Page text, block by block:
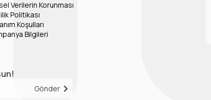
Verilerin Korunması
Politikası
Koşulları
Bilgileri
Gönder